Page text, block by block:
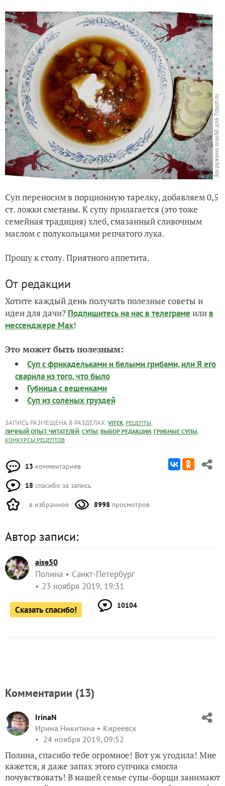
Суп переносим в порционную тарелку, добавляем 0,5
ст. ложки сметаны. К супу прилагается (это тоже
семейная традиция) хлеб, смазанный сливочным
маслом с полукольцами репчатого лука.
Прошу к столу. Приятного аппетита.
От редакции
Хотите каждый день получать полезные советы и
идеи для дачи? Подпишитесь на нас в телеграме или в
мессенджере Max!
Это может быть полезным:
Суп с фрикадельками и белыми грибами, или Я его
сварила из того, что было
Губница с вешенками
Суп из соленых груздей
ЗАПИСЬ РАЗМЕЩЕНА В РАЗДЕЛАХ: VITEK, РЕЦЕПТЫ,
ЛИЧНЫЙ ОПЫТ ЧИТАТЕЛЕЙ, СУПЫ, ВЫБОР РЕДАКЦИИ, ГРИБНЫЕ СУПЫ,
КОНКУРСЫ РЕЦЕПТОВ
13 комментариев
18 спасибо за запись
в избранное 8998 просмотров
Автор записи:
aise50
Полина
Санкт-Петербург
23 ноября 2019, 19:31
Сказать спасибо! 10104
Комментарии (13)
IrinaN
Ирина Никитина
Киреевск
24 ноября 2019, 09:52
Полина, спасибо тебе огромное! Вот уж угодила! Мне
кажется, я даже запах этого супчика смогла
почувствовать! В нашей семье супы-борщи занимают